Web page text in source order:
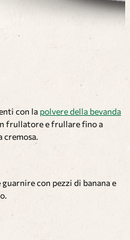
con la polvere della bevanda
frullatore e frullare fino a
cremosa.
con pezzi di banana e